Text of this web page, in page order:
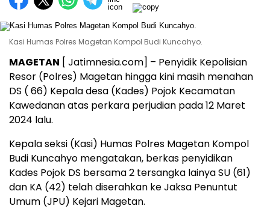
Kasi Humas Polres Magetan Kompol Budi Kuncahyo.
MAGETAN [ Jatimnesia.com] – Penyidik Kepolisian
Resor (Polres) Magetan hingga kini masih menahan
DS ( 66) Kepala desa (Kades) Pojok Kecamatan
Kawedanan atas perkara perjudian pada 12 Maret
2024 lalu.
Kepala seksi (Kasi) Humas Polres Magetan Kompol
Budi Kuncahyo mengatakan, berkas penyidikan
Kades Pojok DS bersama 2 tersangka lainya SU (61)
dan KA (42) telah diserahkan ke Jaksa Penuntut
Umum (JPU) Kejari Magetan.